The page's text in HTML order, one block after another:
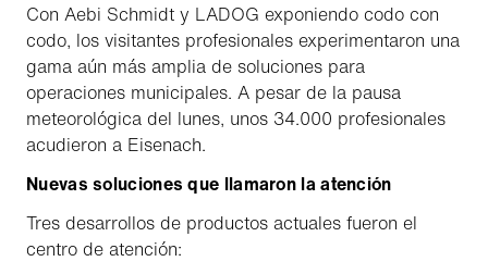
Con Aebi Schmidt y LADOG exponiendo codo con
codo, los visitantes profesionales experimentaron una
gama aún más amplia de soluciones para
operaciones municipales. A pesar de la pausa
meteorológica del lunes, unos 34.000 profesionales
acudieron a Eisenach.
Nuevas soluciones que llamaron la atención
Tres desarrollos de productos actuales fueron el
centro de atención: